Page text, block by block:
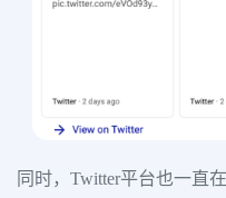
同时，Twitter平台也一直